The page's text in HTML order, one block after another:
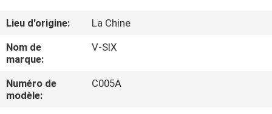
À
PROPOS
DE
NOUS
Lieu d'origine:
La Chine
Nom de
marque:
V-SIX
Numéro de
modèle:
C005A